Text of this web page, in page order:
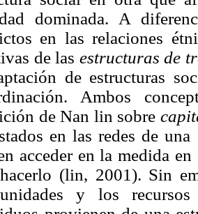
dominada. A
en las relaciones
de las estructuras de
de estructuras
Ambos
de Nan lin sobre
en las redes de
acceder en la medida
(lin, 2001). Sin
y los